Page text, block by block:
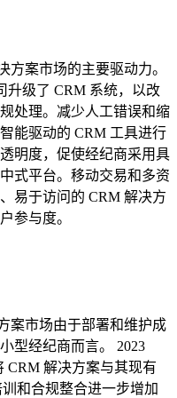
方案市场的主要驱动力。
升级了 CRM 系统，以改
处理。减少人工错误和缩
能驱动的 CRM 工具进行
明度，促使经纪商采用具
式平台。移动交易和多资
易于访问的 CRM 解决方
参与度。
案市场由于部署和维护成
型经纪商而言。 2023
CRM 解决方案与其现有
和合规整合进一步增加